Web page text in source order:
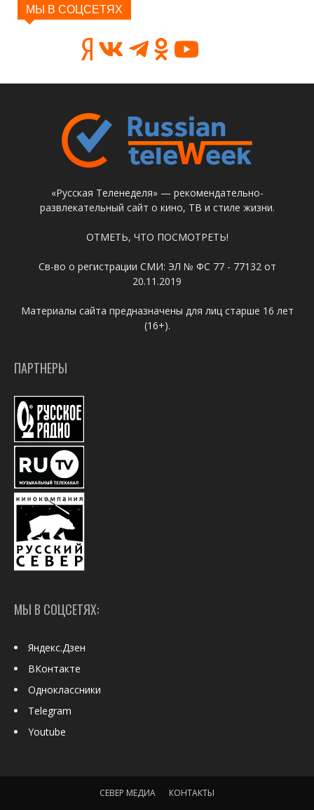
МЫ В СОЦСЕТЯХ
«Русская Теленеделя» — рекомендательно-
развлекательный сайт о кино, ТВ и стиле жизни.
ОТМЕТЬ, ЧТО ПОСМОТРЕТЬ!
Св-во о регистрации СМИ: ЭЛ № ФС 77 - 77132 от
20.11.2019
Материалы сайта предназначены для лиц старше 16 лет
(16+).
ПАРТНЕРЫ
МЫ В СОЦСЕТЯХ:
Яндекс.Дзен
ВКонтакте
Одноклассники
Telegram
Youtube
СЕВЕР МЕДИА КОНТАКТЫ